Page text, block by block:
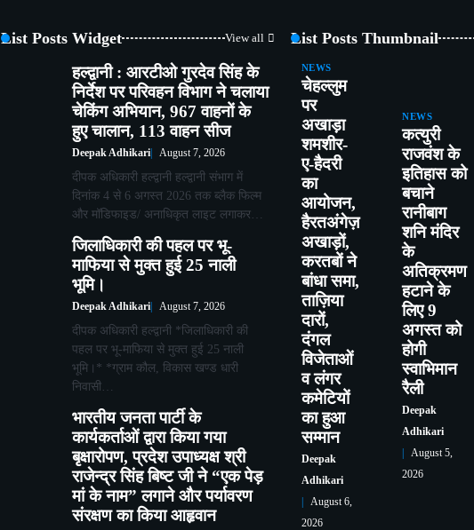
List Posts Widget View all
हल्द्वानी : आरटीओ गुरदेव सिंह के
निर्देश पर परिवहन विभाग ने चलाया
चेकिंग अभियान, 967 वाहनों के
हुए चालान, 113 वाहन सीज
Deepak Adhikari August 7, 2026
दीपक अधिकारी हल्द्वानी हल्द्वानी संभाग में
दिनांक 4 से 6 अगस्त 2026 तक ब्लैक फिल्म
और मॉडिफाइड/ अनाधिकृत लाइट लगाकर…
जिलाधिकारी की पहल पर भू-
माफिया से मुक्त हुई 25 नाली
भूमि।
Deepak Adhikari August 7, 2026
दीपक अधिकारी हल्द्वानी *जिलाधिकारी की
पहल पर भू-माफिया से मुक्त हुई 25 नाली
भूमि।* *ग्राम कौल, विकास खण्ड धारी
निवासी…
भारतीय जनता पार्टी के
कार्यकर्ताओं द्वारा किया गया
बृक्षारोपण, प्रदेश उपाध्यक्ष श्री
राजेन्द्र सिंह बिष्ट जी ने “एक पेड़
मां के नाम” लगाने और पर्यावरण
संरक्षण का किया आहृवान
List Posts Thumbnail
NEWS
चेहल्लुम
पर
अखाड़ा
शमशीर-
ए-हैदरी
का
आयोजन,
हैरतअंगेज़
अखाड़ों,
करतबों ने
बांधा समा,
ताज़िया
दारों,
दंगल
विजेताओं
व लंगर
कमेटियों
का हुआ
सम्मान
Deepak
Adhikari
August 6,
2026
NEWS
कत्युरी
राजवंश के
इतिहास को
बचाने
रानीबाग
शनि मंदिर
के
अतिक्रमण
हटाने के
लिए 9
अगस्त को
होगी
स्वाभिमान
रैली
Deepak
Adhikari
August 5,
2026